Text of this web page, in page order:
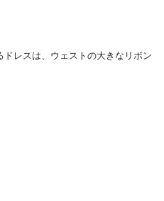
レスは、ウェストの大きなリボン